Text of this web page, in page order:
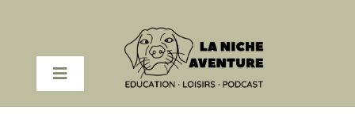
contenu
Toggle
Navigation